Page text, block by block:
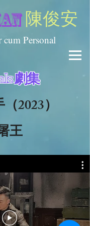
陳俊安
Personal
劇集
2023）
王